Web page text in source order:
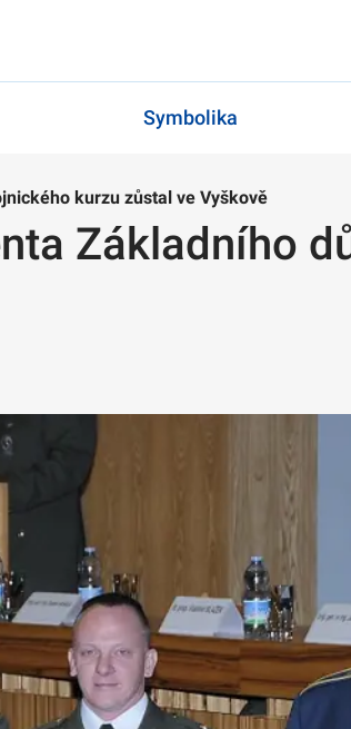
Symbolika
kurzu zůstal ve Vyškově
Základního